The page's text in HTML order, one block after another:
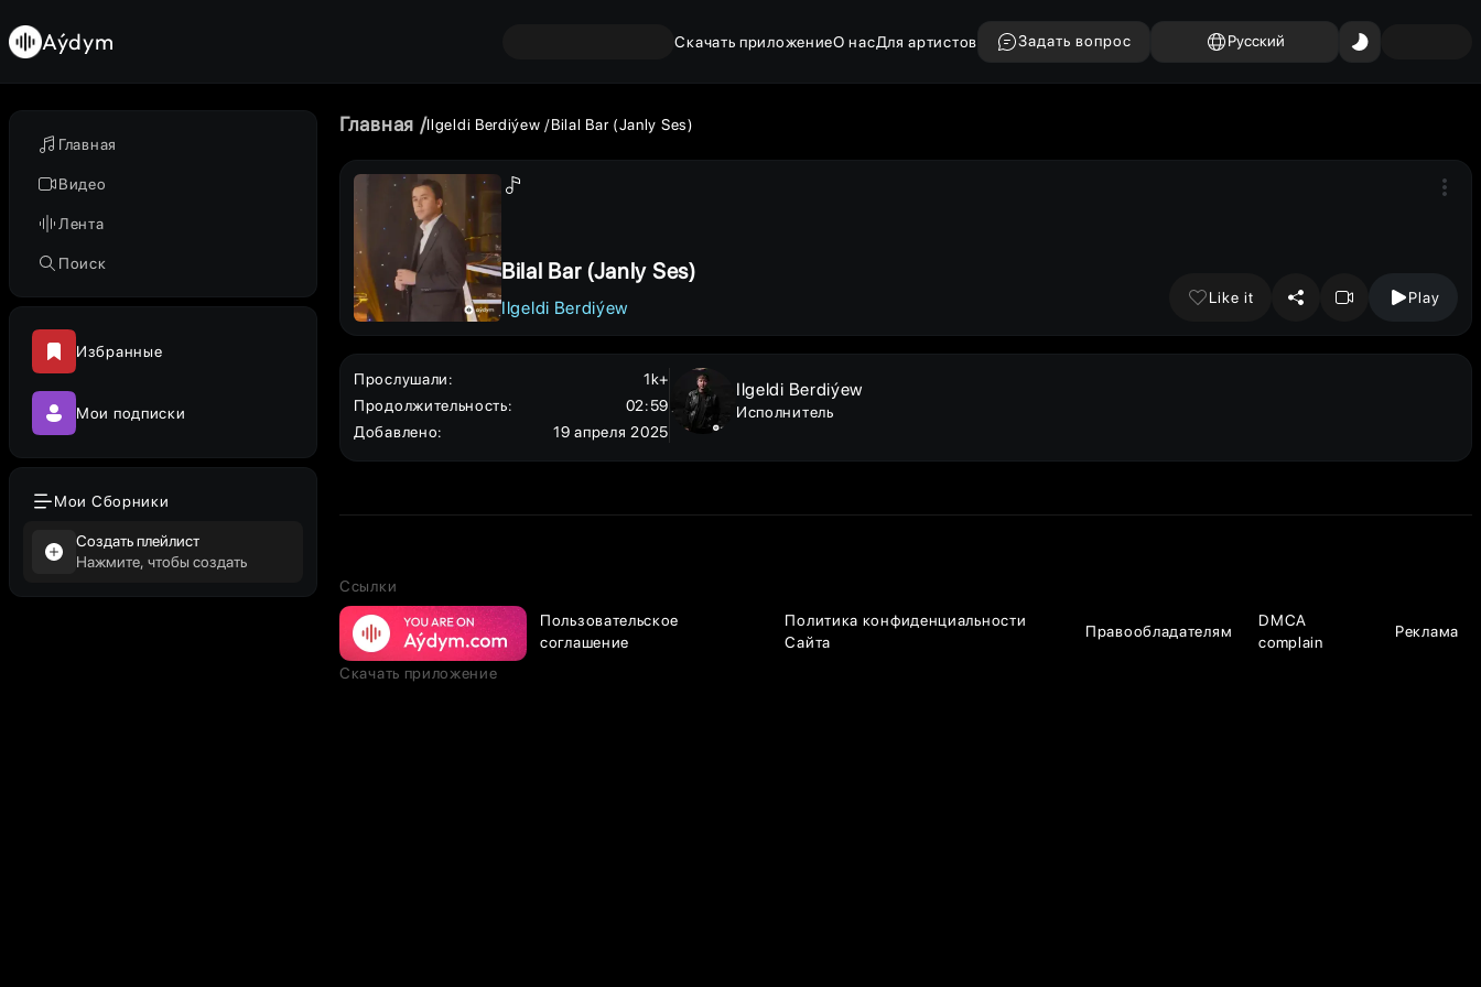
Главная
Видео
Лента
Поиск
Избранные
Мои подписки
Мои Сборники
Создать плейлист
Нажмите, чтобы создать
Aýdym Скачать приложениеО насДля артистов Задать вопрос Русский
Главная Ilgeldi Berdiýew Bilal Bar (Janly Ses)
Bilal Bar (Janly Ses)
Ilgeldi Berdiýew
Like it Play
Прослушали:
1k+
Продолжительность:
02:59
Добавлено: 19 апреля 2025
Ilgeldi Berdiýew
Исполнитель
Ссылки
Пользовательское
соглашение
Политика конфиденциальности
Сайта
Правообладателям
DMCA
complain
Реклама
Скачать приложение